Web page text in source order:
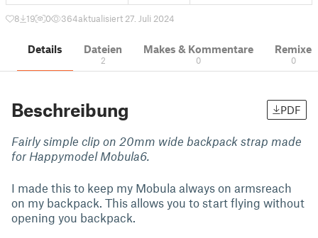
8 19 0 364aktualisiert 27. Juli 2024
Details Dateien
2
Makes & Kommentare
0
Remixe
0
Beschreibung PDF
Fairly simple clip on 20mm wide backpack strap made
for Happymodel Mobula6.
I made this to keep my Mobula always on armsreach
on my backpack. This allows you to start flying without
opening you backpack.